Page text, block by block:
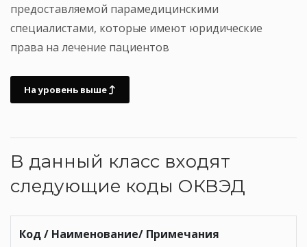
предоставляемой парамедицинскими
специалистами, которые имеют юридические
права на лечение пациентов
На уровень выше
В данный класс входят
следующие коды ОКВЭД
Код / Наименование/ Примечания